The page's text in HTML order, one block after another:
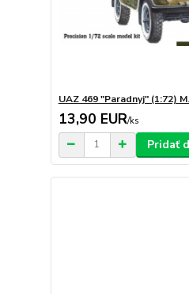
UAZ 469 "Paradnyj" (1:72)
13,90 EUR/ks
Pridať